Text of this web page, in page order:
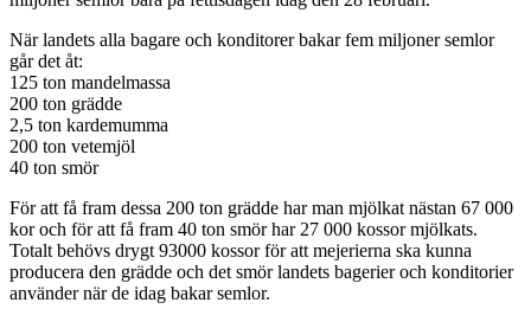
När landets alla bagare och konditorer bakar fem miljoner semlor
går det åt:
125 ton mandelmassa
200 ton grädde
2,5 ton kardemumma
200 ton vetemjöl
40 ton smör
För att få fram dessa 200 ton grädde har man mjölkat nästan 67 000
kor och för att få fram 40 ton smör har 27 000 kossor mjölkats.
Totalt behövs drygt 93000 kossor för att mejerierna ska kunna
producera den grädde och det smör landets bagerier och konditorier
använder när de idag bakar semlor.